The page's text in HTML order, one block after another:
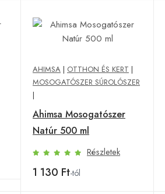
AHIMSA | OTTHON ÉS KERT |
MOSOGATÓSZER SÚROLÓSZER
|
Ahimsa Mosogatószer
Natúr 500 ml
Részletek
1 130 Ft-tól